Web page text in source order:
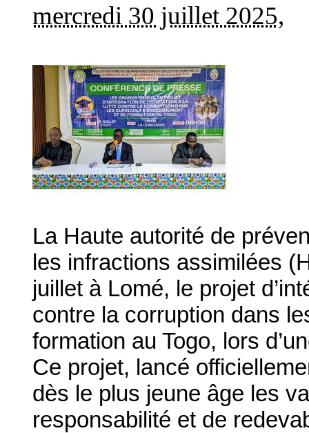
mercredi 30 juillet 2025,
La Haute autorité de
les infractions assimilées
juillet à Lomé, le projet
contre la corruption dans
formation au Togo, lors
Ce projet, lancé
dès le plus jeune âge les
responsabilité et de